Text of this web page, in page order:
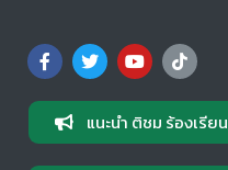
แนะนำ ติชม ร้องเรียน